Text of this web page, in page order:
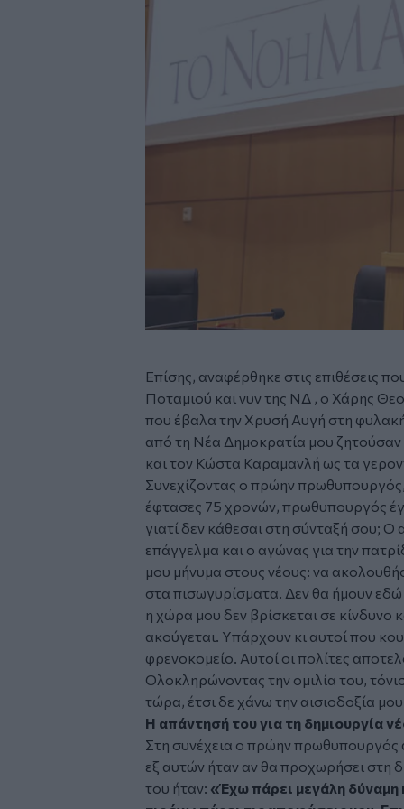
Επίσης, αναφέρθηκε στις επιθέσεις
Ποταμιού και νυν της ΝΔ , ο Χάρης
που έβαλα την Χρυσή Αυγή στη
από τη Νέα Δημοκρατία μου
και τον Κώστα Καραμανλή ως τα
Συνεχίζοντας ο πρώην
έφτασες 75 χρονών, πρωθυπουργός
γιατί δεν κάθεσαι στη σύνταξή σου; Ο
επάγγελμα και ο αγώνας για την
μου μήνυμα στους νέους: να
στα πισωγυρίσματα. Δεν θα ήμουν
η χώρα μου δεν βρίσκεται σε κίνδυνο
ακούγεται. Υπάρχουν κι αυτοί που
φρενοκομείο. Αυτοί οι πολίτες
Ολοκληρώνοντας την ομιλία του,
τώρα, έτσι δε χάνω την αισιοδοξία μου
Η απάντησή του για τη δημιουργία
Στη συνέχεια ο πρώην πρωθυπουργός
εξ αυτών ήταν αν θα προχωρήσει στη
του ήταν: «Έχω πάρει μεγάλη δύναμη